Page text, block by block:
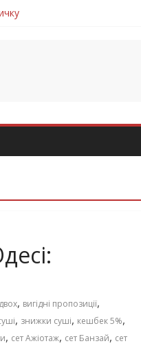
Тернопільщини
Іскоростенського
, вигідні пропозиції,
, знижки суші, кешбек 5%,
, сет Ажіотаж, сет Банзай, сет